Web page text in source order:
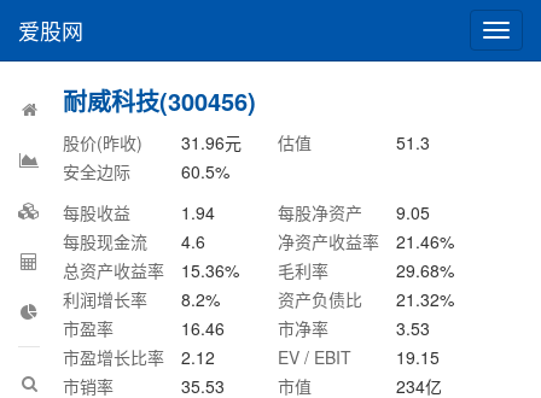
切
换
爱股网
耐威科技(300456)
股价(昨收) 31.96元 估值
51.3
安全边际
60.5%
每股收益
1.94 每股净资产
9.05
每股现金流
4.6 净资产收益率 21.46%
总资产收益率
15.36% 毛利率 29.68%
利润增长率
8.2% 资产负债比 21.32%
市盈率
16.46 市净率
3.53
市盈增长比率
2.12 EV / EBIT
19.15
市销率
35.53 市值 234亿